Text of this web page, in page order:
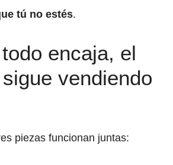
tú no estés.
encaja, el
vendiendo
piezas funcionan juntas: